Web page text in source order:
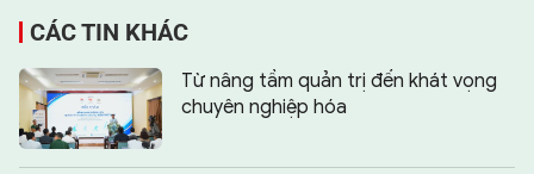
CÁC TIN KHÁC
Từ nâng tầm quản trị đến khát vọng
chuyên nghiệp hóa